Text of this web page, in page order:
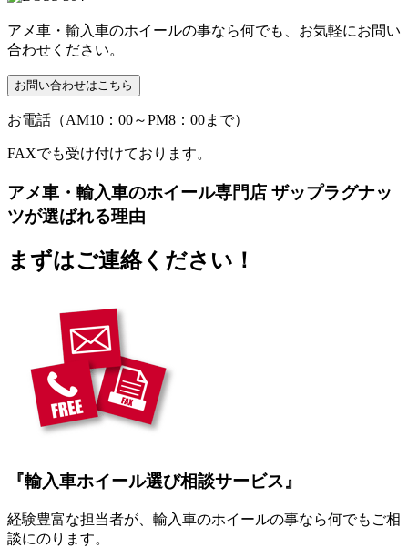
アメ車・輸入車のホイールの事なら何でも、お気軽にお問い
合わせください。
お電話（AM10：00～PM8：00まで）
FAXでも受け付けております。
アメ車・輸入車のホイール専門店 ザップラグナッ
ツが選ばれる理由
まずはご連絡ください！
『輸入車ホイール選び相談サービス』
経験豊富な担当者が、輸入車のホイールの事なら何でもご相
談にのります。